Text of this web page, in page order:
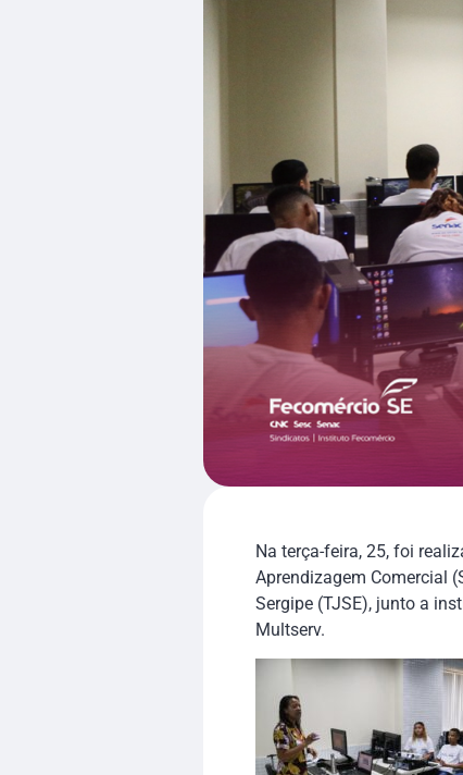
Na terça-feira, 25, foi
Aprendizagem Comercial
Sergipe (TJSE), junto a
Multserv.